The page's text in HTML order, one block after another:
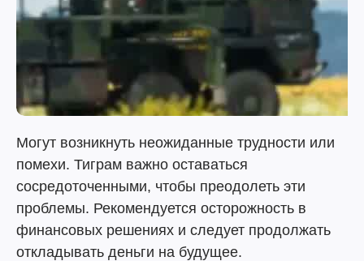
Могут возникнуть неожиданные трудности или
помехи. Тиграм важно оставаться
сосредоточенными, чтобы преодолеть эти
проблемы. Рекомендуется осторожность в
финансовых решениях и следует продолжать
откладывать деньги на будущее.